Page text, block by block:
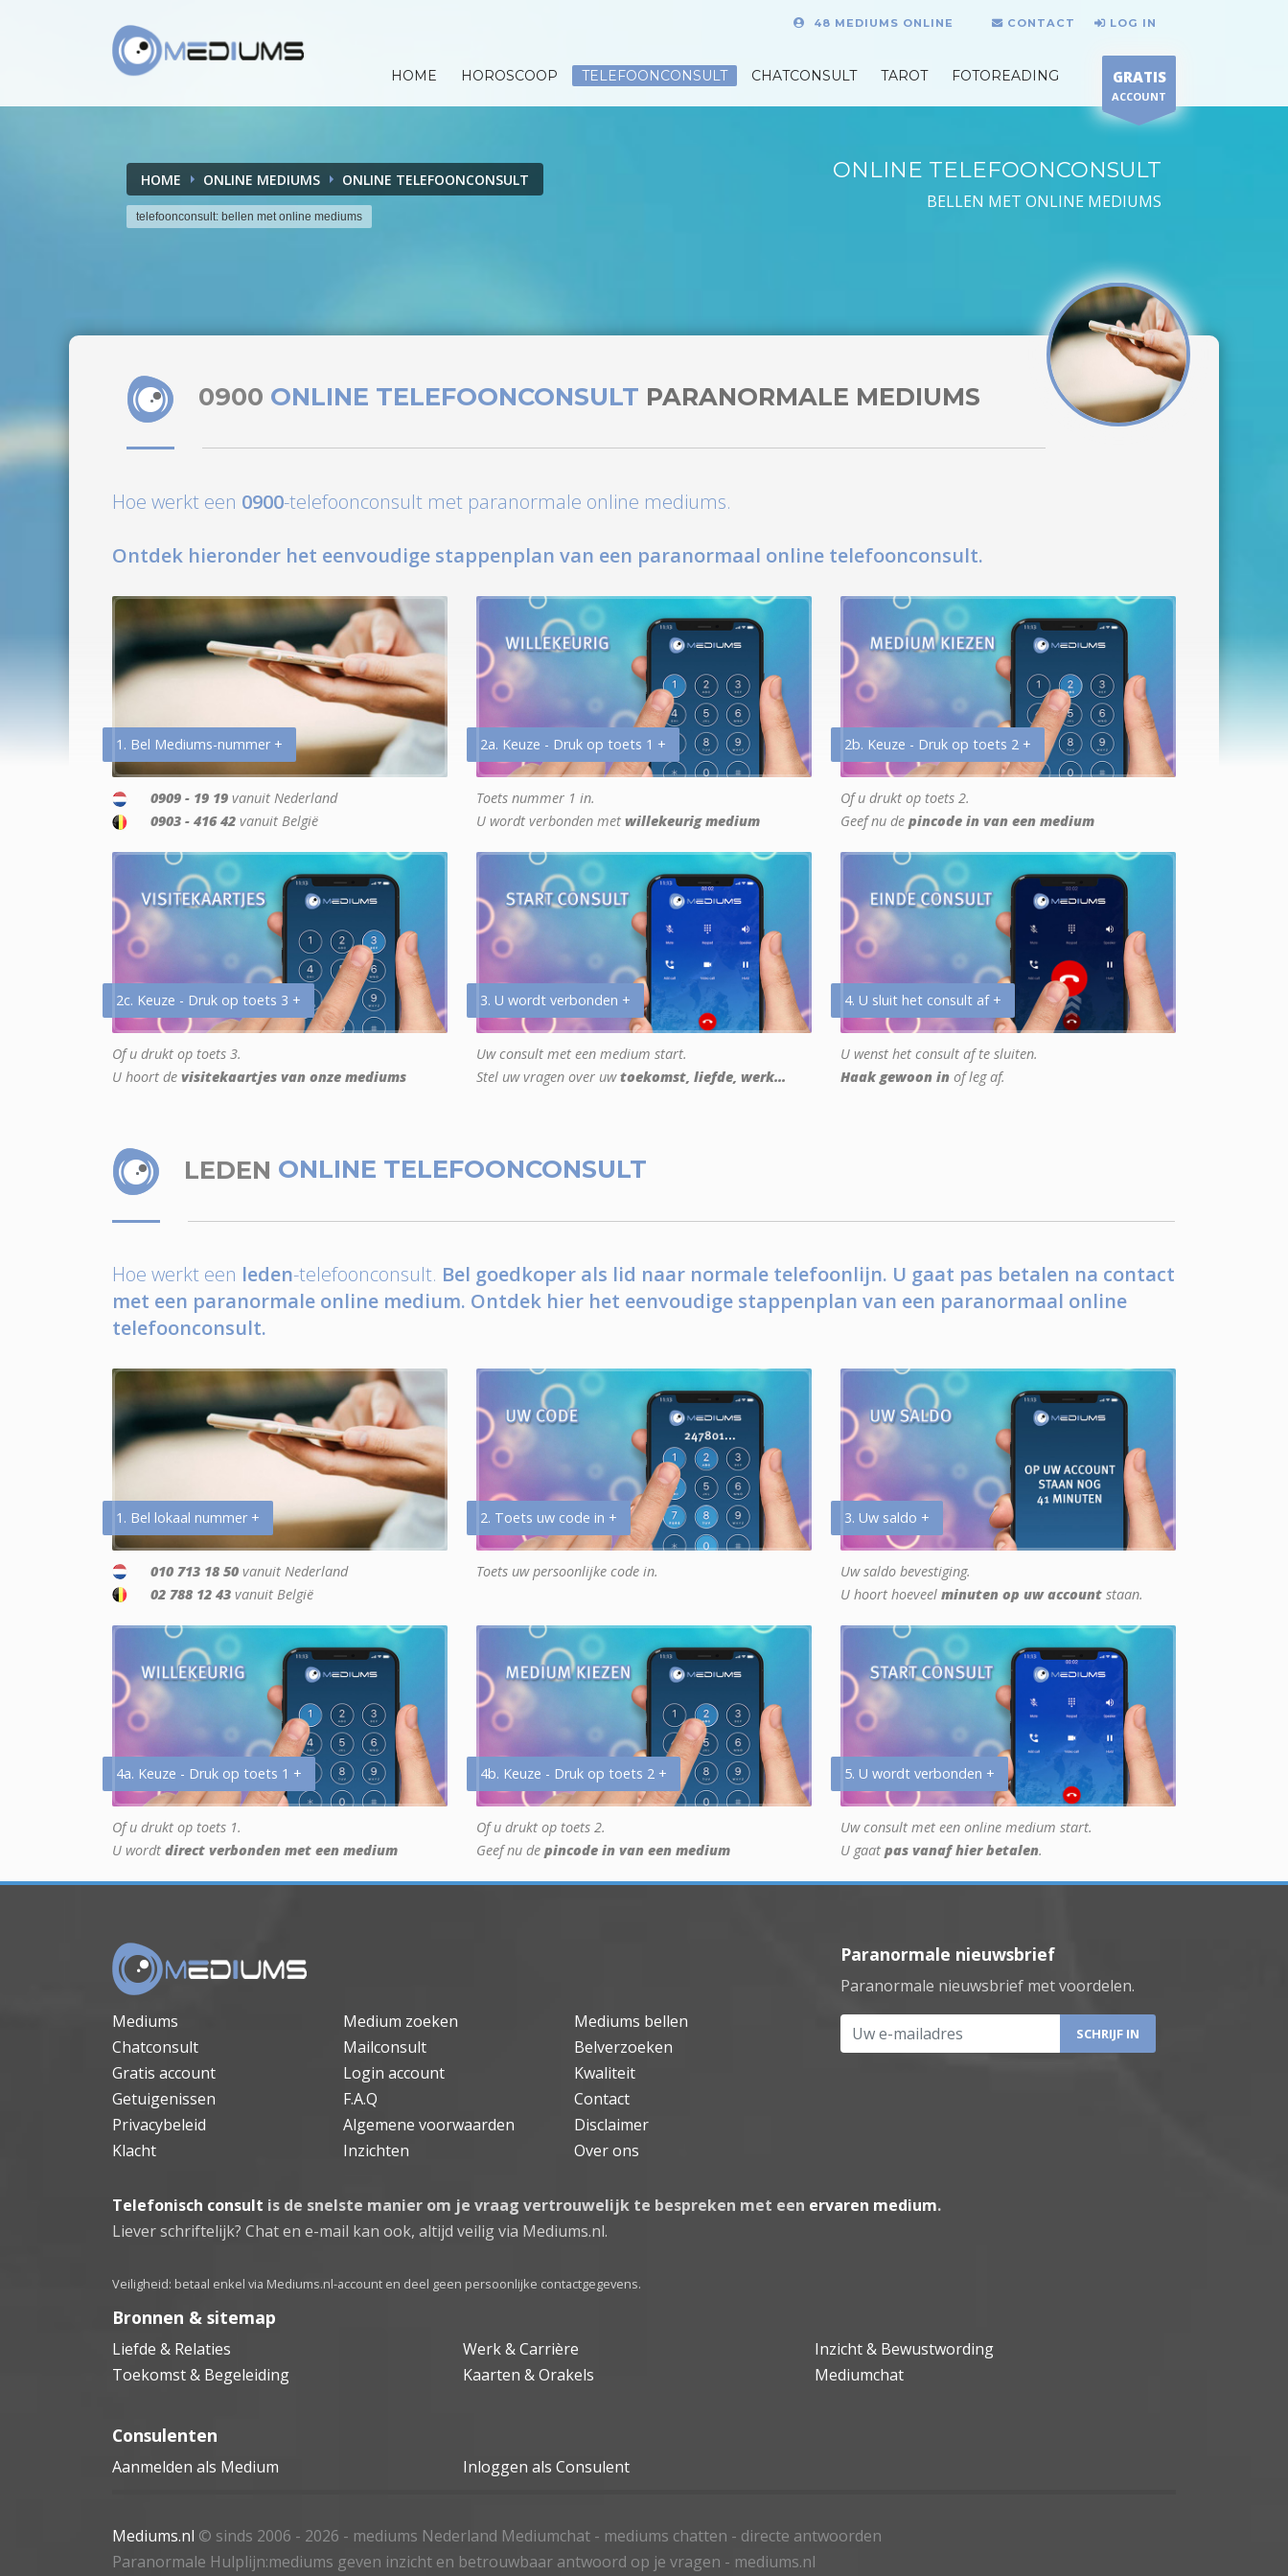
48 MEDIUMS ONLINE CONTACT LOG IN
HOME HOROSCOOP TELEFOONCONSULT CHATCONSULT TAROT FOTOREADING GRATIS
ACCOUNT
HOME ONLINE MEDIUMS ONLINE TELEFOONCONSULT
telefoonconsult: bellen met online mediums
ONLINE TELEFOONCONSULT
BELLEN MET ONLINE MEDIUMS
0900 ONLINE TELEFOONCONSULT PARANORMALE MEDIUMS
Hoe werkt een 0900-telefoonconsult met paranormale online mediums.
Ontdek hieronder het eenvoudige stappenplan van een paranormaal online telefoonconsult.
1. Bel Mediums-nummer +
0909 - 19 19 vanuit Nederland
0903 - 416 42 vanuit België
2a. Keuze - Druk op toets 1 +
Toets nummer 1 in.
U wordt verbonden met willekeurig medium
2b. Keuze - Druk op toets 2 +
Of u drukt op toets 2.
Geef nu de pincode in van een medium
2c. Keuze - Druk op toets 3 +
Of u drukt op toets 3.
U hoort de visitekaartjes van onze mediums
3. U wordt verbonden +
Uw consult met een medium start.
Stel uw vragen over uwtoekomst, liefde, werk...
4. U sluit het consult af +
U wenst het consult af te sluiten.
Haak gewoon in of leg af.
LEDEN ONLINE TELEFOONCONSULT
Hoe werkt een leden-telefoonconsult. Bel goedkoper als lid naar normale telefoonlijn. U gaat pas betalen na contact
met een paranormale online medium. Ontdek hier het eenvoudige stappenplan van een paranormaal online
telefoonconsult.
1. Bel lokaal nummer +
010 713 18 50 vanuit Nederland
02 788 12 43 vanuit België
2. Toets uw code in +
Toets uw persoonlijke code in.
3. Uw saldo +
Uw saldo bevestiging.
U hoort hoeveel minuten op uw account staan.
4a. Keuze - Druk op toets 1 +
Of u drukt op toets 1.
U wordt direct verbonden met een medium
4b. Keuze - Druk op toets 2 +
Of u drukt op toets 2.
Geef nu de pincode in van een medium
5. U wordt verbonden +
Uw consult met een online medium start.
U gaat pas vanaf hier betalen.
Mediums Medium zoeken
Mediums bellen
Chatconsult
Mailconsult
Belverzoeken
Gratis account
Login account
Kwaliteit
Getuigenissen
F.A.Q
Contact
Privacybeleid
Algemene voorwaarden
Disclaimer
Klacht
Inzichten Over ons
Paranormale nieuwsbrief
Paranormale nieuwsbrief met voordelen.
Uw e-mailadres
Telefonisch consult is de snelste manier om je vraag vertrouwelijk te bespreken met een ervaren medium.
Liever schriftelijk? Chat en e-mail kan ook, altijd veilig via Mediums.nl.
Veiligheid: betaal enkel via Mediums.nl-account en deel geen persoonlijke contactgegevens.
Bronnen & sitemap
Liefde & Relaties Werk & Carrière
Inzicht & Bewustwording
Toekomst & Begeleiding
Kaarten & Orakels Mediumchat
Consulenten
Aanmelden als Medium Inloggen als Consulent
Mediums.nl © sinds 2006 - 2026 - mediums Nederland Mediumchat - mediums chatten - directe antwoorden
Paranormale Hulplijn:mediums geven inzicht en betrouwbaar antwoord op je vragen - mediums.nl